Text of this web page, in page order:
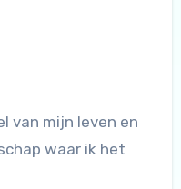
waar ik het